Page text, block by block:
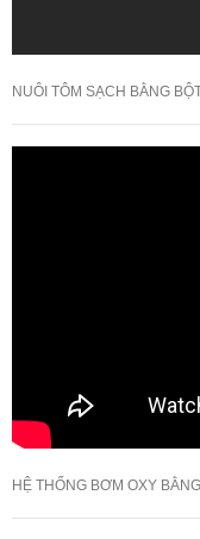
NUÔI TÔM SẠCH BẰNG
HỆ THỐNG BƠM OXY